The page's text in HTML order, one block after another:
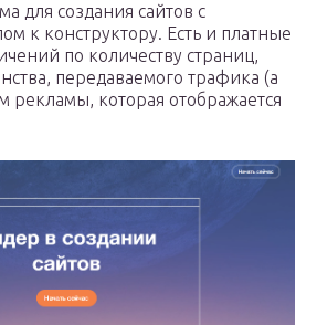
для создания сайтов с
к конструктору. Есть и платные
по количеству страниц,
передаваемого трафика (а
рекламы, которая отображается